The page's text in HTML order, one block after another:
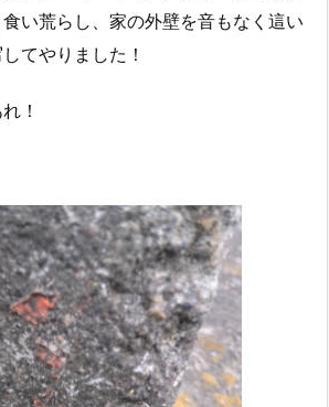
い荒らし、家の外壁を音もなく這い
てやりました！
！